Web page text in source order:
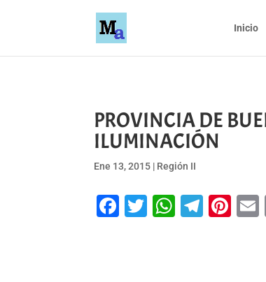
Inicio
PROVINCIA DE
ILUMINACIÓN
Ene 13, 2015 | Región II
Facebook
Twitter